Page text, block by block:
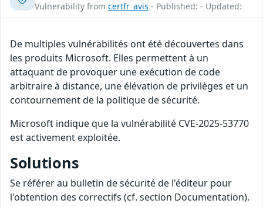
Vulnerability from certfr_avis - Published: - Updated:
De multiples vulnérabilités ont été découvertes dans
les produits Microsoft. Elles permettent à un
attaquant de provoquer une exécution de code
arbitraire à distance, une élévation de privilèges et un
contournement de la politique de sécurité.
Microsoft indique que la vulnérabilité CVE-2025-53770
est activement exploitée.
Solutions
Se référer au bulletin de sécurité de l'éditeur pour
l'obtention des correctifs (cf. section Documentation).